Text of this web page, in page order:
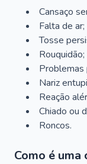
Cansaço
Falta de ar;
Tosse
Rouquidão;
Problemas
Nariz
Reação
Chiado ou
Roncos.
Como é